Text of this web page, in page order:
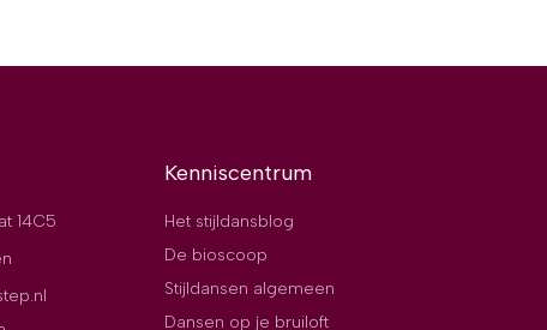
14C5
Kenniscentrum
Het stijldansblog
De bioscoop
Stijldansen algemeen
Dansen op je bruiloft